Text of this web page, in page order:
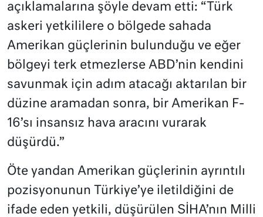
açıklamalarına şöyle devam etti: “Türk
askeri yetkililere o bölgede sahada
Amerikan güçlerinin bulunduğu ve eğer
bölgeyi terk etmezlerse ABD’nin kendini
savunmak için adım atacağı aktarılan bir
düzine aramadan sonra, bir Amerikan F-
16’sı insansız hava aracını vurarak
düşürdü.”
Öte yandan Amerikan güçlerinin ayrıntılı
pozisyonunun Türkiye’ye iletildiğini de
ifade eden yetkili, düşürülen SİHA’nın Milli